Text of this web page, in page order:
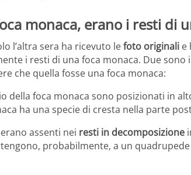
monaca, erano i resti di
l’altra sera ha ricevuto lefoto originali e
i resti di una foca monaca. Due
che quella fosse una foca monaca:
della foca monaca sono posizionati in
ha una specie di cresta nella parte
assenti nei resti in decomposizione
probabilmente, a un